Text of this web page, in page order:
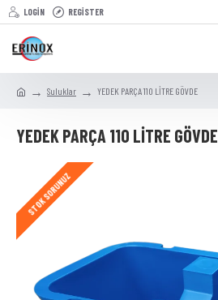
LOGIN REGISTER
Suluklar YEDEK PARÇA 110 LİTRE GÖVDE
YEDEK PARÇA 110 LİTRE GÖVDE
STOK SORUNUZ